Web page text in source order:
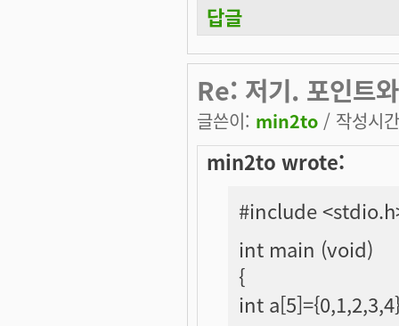
답글
Re: 저기. 포인트
글쓴이: min2to / 작성시
min2to wrote:
#include
int main (void)
{
int